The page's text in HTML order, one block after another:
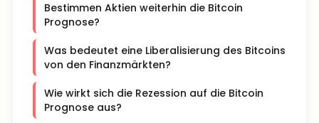
Bestimmen Aktien weiterhin die Bitcoin
Prognose?
Was bedeutet eine Liberalisierung des Bitcoins
von den Finanzmärkten?
Wie wirkt sich die Rezession auf die Bitcoin
Prognose aus?